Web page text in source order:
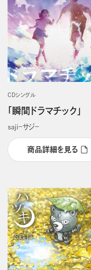
CDシングル
「瞬間ドラマチック」
ｓａｊｉ－サジ－
商品詳細を見る